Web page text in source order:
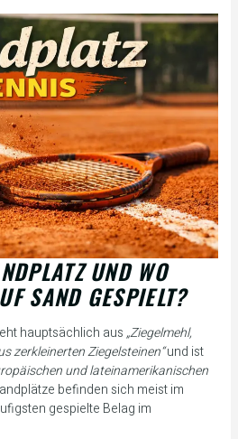
UND WO
SAND GESPIELT?
hauptsächlich aus„Ziegelmehl,
zerkleinerten Ziegelsteinen“und ist
und lateinamerikanischen
befinden sich meist im
gespielte Belag im